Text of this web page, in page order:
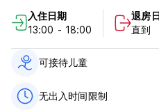
取消政策：抵达前 7 天。
入住时间为13:00至22:00。
抵达时通过现金、信用卡、借记
入住日期
13:00 - 18:00
退房
直到
可接待儿童
无出入时间限制